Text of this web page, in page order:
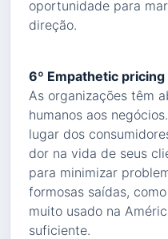
oportunidade para
direção.
6º Empathetic
As organizações têm
humanos aos
lugar dos
dor na vida de seus
para minimizar
formosas saídas,
muito usado na
suficiente.